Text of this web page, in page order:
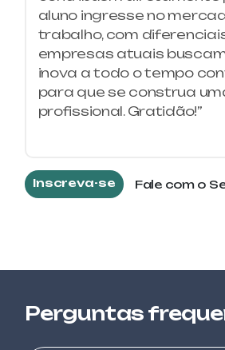
ELETROPNEUMÁTICOS
PETROQUÍMICA E QUÍMICA
AUXILIAR DE LABORATÓRIO DE
MICROBIOLOGIA
SEGURANÇA DO TRABALHO
ALIMENTOS E BEBIDAS
CONFEITARIA AVANÇADA
aluno ingresse no
trabalho, com
empresas atuais buscam.
inova a todo o tempo
para que se construa
profissional. Gratidão!”
Inscreva-se Fale com o
Perguntas